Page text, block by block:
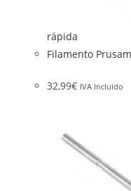
rápida
Filamento
32,99€ IVA Incluido